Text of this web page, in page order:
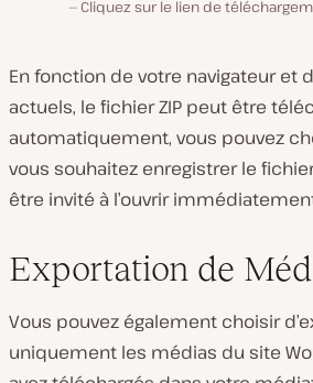
Cliquez sur le lien de
En fonction de votre navigateur et
actuels, le fichier ZIP peut être
automatiquement, vous pouvez
vous souhaitez enregistrer le
être invité à l’ouvrir
Exportation de
Vous pouvez également choisir
uniquement les médias du site